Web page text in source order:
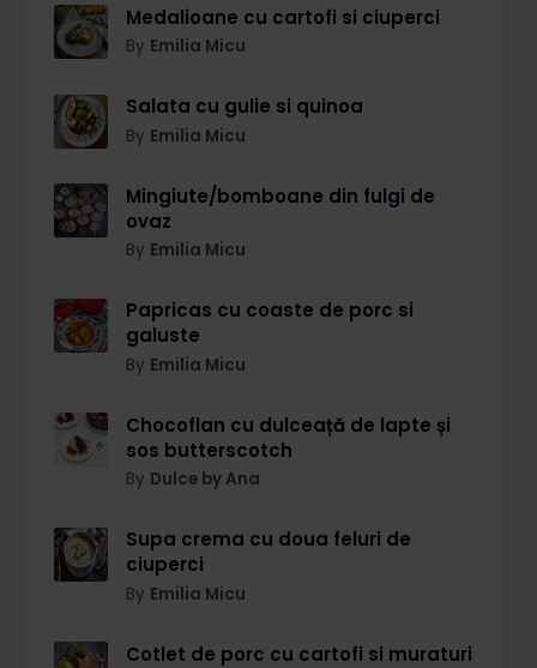
Medalioane cu cartofi si ciuperci
By Emilia Micu
Salata cu gulie si quinoa
By Emilia Micu
Mingiute/bomboane din fulgi de
ovaz
By Emilia Micu
Papricas cu coaste de porc si
galuste
By Emilia Micu
Chocoflan cu dulceață de lapte și
sos butterscotch
By Dulce by Ana
Supa crema cu doua feluri de
ciuperci
By Emilia Micu
Cotlet de porc cu cartofi si muraturi